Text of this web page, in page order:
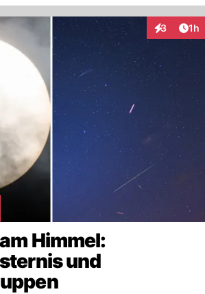
3 1h
Himmel:
und